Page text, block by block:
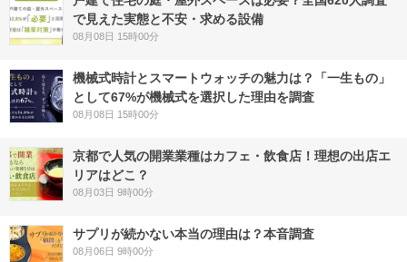
で見えた実態と不安・求める設備
08月08日 15時00分
機械式時計とスマートウォッチの魅力は？「一生もの」
として67%が機械式を選択した理由を調査
08月08日 15時00分
京都で人気の開業業種はカフェ・飲食店！理想の出店エ
リアはどこ？
08月03日 9時00分
サプリが続かない本当の理由は？本音調査
08月06日 9時00分